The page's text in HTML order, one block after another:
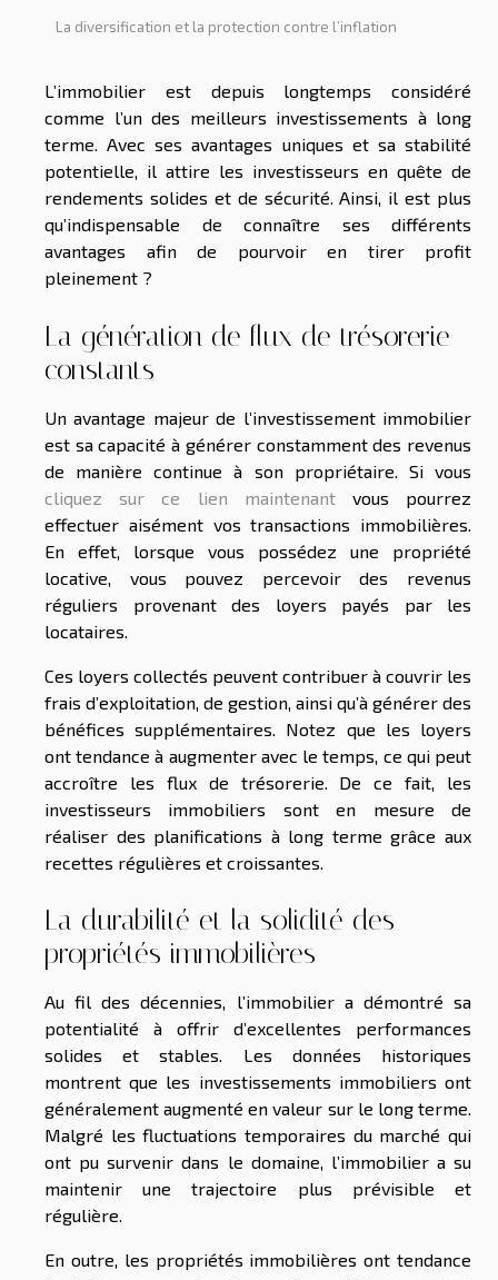
La diversification et la protection contre l’inflation
L’immobilier est depuis longtemps considéré
comme l’un des meilleurs investissements à long
terme. Avec ses avantages uniques et sa stabilité
potentielle, il attire les investisseurs en quête de
rendements solides et de sécurité. Ainsi, il est plus
qu’indispensable de connaître ses différents
avantages afin de pourvoir en tirer profit
pleinement ?
La génération de flux de trésorerie
constants
Un avantage majeur de l’investissement immobilier
est sa capacité à générer constamment des revenus
de manière continue à son propriétaire. Si vous
cliquez sur ce lien maintenantvous pourrez
effectuer aisément vos transactions immobilières.
En effet, lorsque vous possédez une propriété
locative, vous pouvez percevoir des revenus
réguliers provenant des loyers payés par les
locataires.
Ces loyers collectés peuvent contribuer à couvrir les
frais d’exploitation, de gestion, ainsi qu’à générer des
bénéfices supplémentaires. Notez que les loyers
ont tendance à augmenter avec le temps, ce qui peut
accroître les flux de trésorerie. De ce fait, les
investisseurs immobiliers sont en mesure de
réaliser des planifications à long terme grâce aux
recettes régulières et croissantes.
La durabilité et la solidité des
propriétés immobilières
Au fil des décennies, l’immobilier a démontré sa
potentialité à offrir d’excellentes performances
solides et stables. Les données historiques
montrent que les investissements immobiliers ont
généralement augmenté en valeur sur le long terme.
Malgré les fluctuations temporaires du marché qui
ont pu survenir dans le domaine, l’immobilier a su
maintenir une trajectoire plus prévisible et
régulière.
En outre, les propriétés immobilières ont tendance